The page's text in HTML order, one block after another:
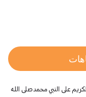
على النبي محمد صلى الله